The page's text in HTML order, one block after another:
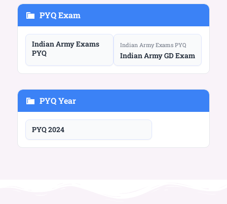
PYQ Exam
Indian Army Exams
PYQ
Indian Army Exams PYQ
Indian Army GD Exam
PYQ Year
PYQ 2024